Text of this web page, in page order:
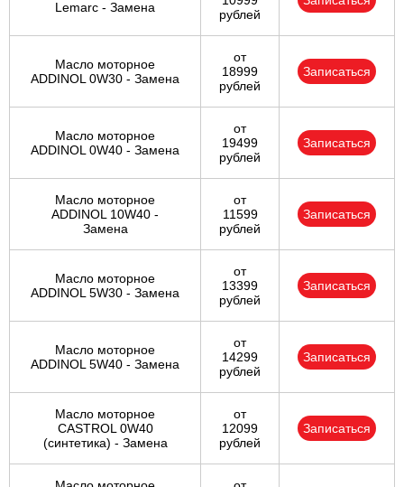
Lemarc - Замена
рублей
Масло моторное
ADDINOL 0W30 - Замена
от
18999
рублей
Записаться
Масло моторное
ADDINOL 0W40 - Замена
от
19499
рублей
Записаться
Масло моторное
ADDINOL 10W40 -
Замена
от
11599
рублей
Записаться
Масло моторное
ADDINOL 5W30 - Замена
от
13399
рублей
Записаться
Масло моторное
ADDINOL 5W40 - Замена
от
14299
рублей
Записаться
Масло моторное
CASTROL 0W40
(синтетика) - Замена
от
12099
рублей
Записаться